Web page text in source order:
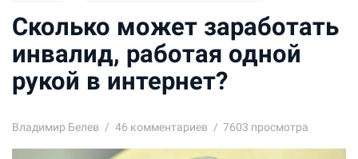
Сколько может заработать
инвалид, работая одной
рукой в интернет?
Владимир Белев 46 комментариев 7603 просмотра